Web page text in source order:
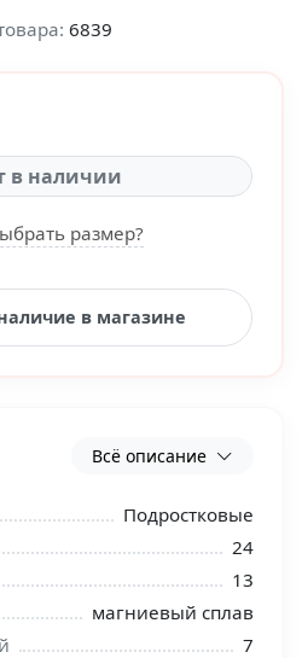
6839
Всё описание
Подростковые
24
13
магниевый сплав
7
в наличии
размер?
в магазине